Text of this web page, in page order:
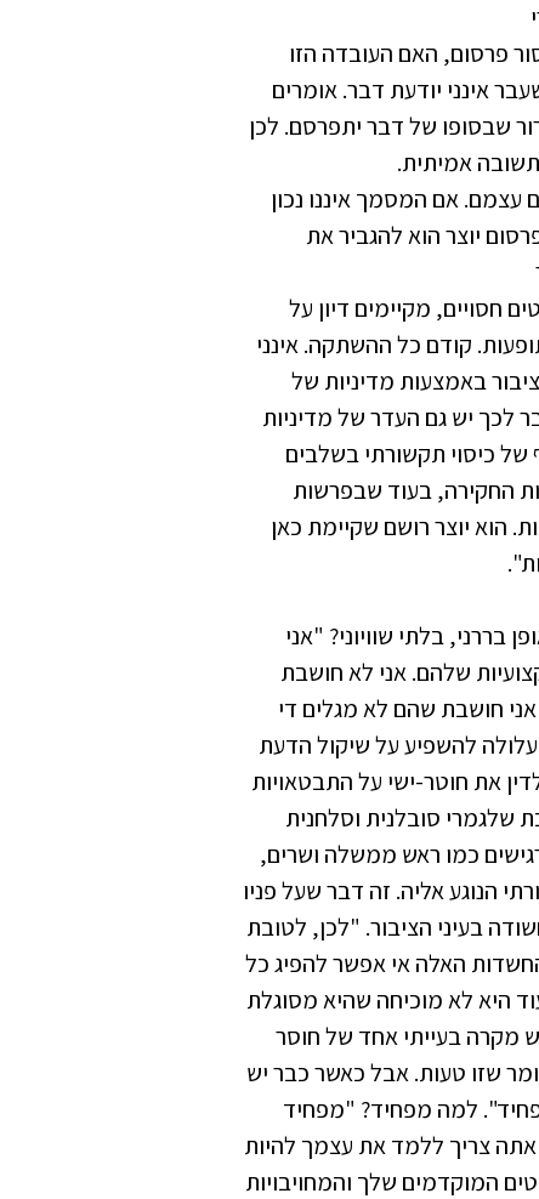
פרסום, האם העובדה הזו
אינני יודעת דבר. אומרים
שבסופו של דבר יתפרסם. לכן
אמיתית.
עצמם. אם המסמך איננו נכון
יוצר הוא להגביר את
חסויים, מקיימים דיון על
קודם כל ההשתקה. אינני
באמצעות מדיניות של
לכך יש גם העדר של מדיניות
כיסוי תקשורתי בשלבים
החקירה, בעוד שבפרשות
הוא יוצר רושם שקיימת כאן
בלתי שוויוני? "אני
שלהם. אני לא חושבת
חושבת שהם לא מגלים די
להשפיע על שיקול הדעת
את חוטר-ישי על התבטאויות
שלגמרי סובלנית וסלחנית
כמו ראש ממשלה ושרים,
הנוגע אליה. זה דבר שעל פניו
בעיני הציבור. "לכן, לטובת
האלה אי אפשר להפיג כל
היא לא מוכיחה שהיא מסוגלת
מקרה בעייתי אחד של חוסר
שזו טעות. אבל כאשר כבר יש
למה מפחיד? "מפחיד
צריך ללמד את עצמך להיות
המוקדמים שלך והמחויבויות